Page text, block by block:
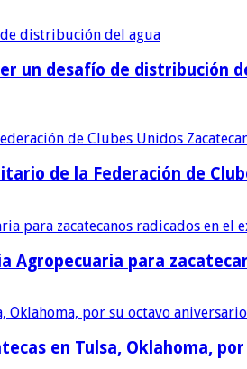
un desafío de distribución
de la Federación de
Agropecuaria para
en Tulsa, Oklahoma,